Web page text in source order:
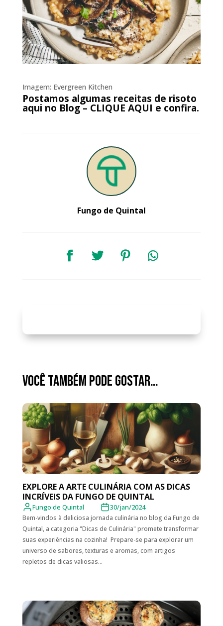
Imagem: Evergreen Kitchen
Postamos algumas receitas de risoto
aqui no Blog – CLIQUE AQUI e confira.
Fungo de Quintal
Você também pode gostar…
EXPLORE A ARTE CULINÁRIA COM AS DICAS
INCRÍVEIS DA FUNGO DE QUINTAL
Fungo de Quintal 30/jan/2024
Bem-vindos à deliciosa jornada culinária no blog da Fungo de
Quintal, a categoria "Dicas de Culinária" promete transformar
suas experiências na cozinha! Prepare-se para explorar um
universo de sabores, texturas e aromas, com artigos
repletos de dicas valiosas...